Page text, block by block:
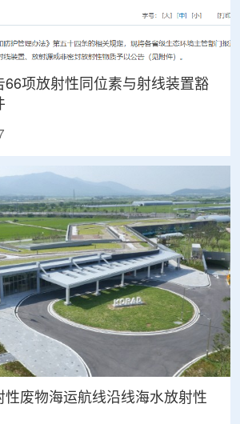
66项放射性同位素与射线装置豁
性废物海运航线沿线海水放射性